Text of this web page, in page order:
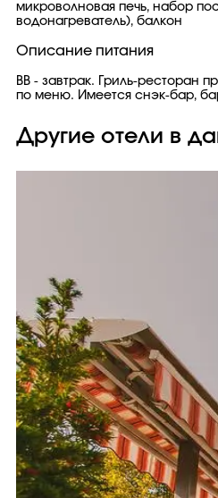
микроволновая печь, набор
водонагреватель), балкон
Описание питания
ВВ - завтрак. Гриль-ресторан
по меню. Имеется снэк-бар,
Другие отели в